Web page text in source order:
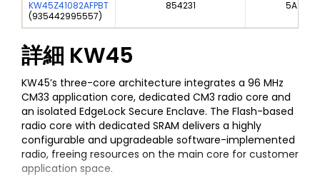
KW45Z41082AFPBT
(935442995557)
854231 5A992C
詳細 KW45
KW45’s three-core architecture integrates a 96 MHz
CM33 application core, dedicated CM3 radio core and
an isolated EdgeLock Secure Enclave. The Flash-based
radio core with dedicated SRAM delivers a highly
configurable and upgradeable software-implemented
radio, freeing resources on the main core for customer
application space.